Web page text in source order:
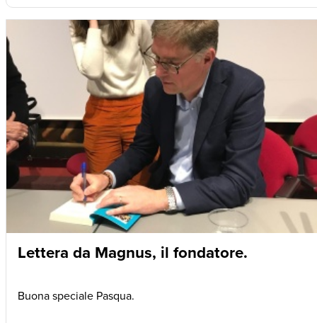
Lettera da Magnus, il fondatore.
Buona speciale Pasqua.